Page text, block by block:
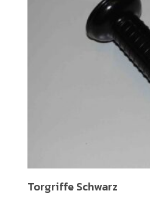
Torgriffe Schwarz